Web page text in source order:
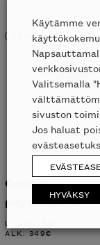
Liikkeessä
Costanza
pöytävalaisin
LUCEPLAN
ALK.349€
Käytämme
Valitsemalla
sivuston
Jos haluat
HYVÄKSY